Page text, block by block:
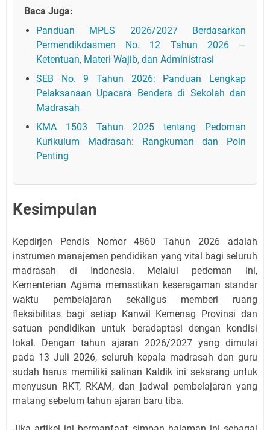
Baca Juga:
Panduan MPLS 2026/2027 Berdasarkan
Permendikdasmen No. 12 Tahun 2026 —
Ketentuan, Materi Wajib, dan Administrasi
SEB No. 9 Tahun 2026: Panduan Lengkap
Pelaksanaan Upacara Bendera di Sekolah dan
Madrasah
KMA 1503 Tahun 2025 tentang Pedoman
Kurikulum Madrasah: Rangkuman dan Poin
Penting
Kesimpulan
Kepdirjen Pendis Nomor 4860 Tahun 2026 adalah
instrumen manajemen pendidikan yang vital bagi seluruh
madrasah di Indonesia. Melalui pedoman ini,
Kementerian Agama memastikan keseragaman standar
waktu pembelajaran sekaligus memberi ruang
fleksibilitas bagi setiap Kanwil Kemenag Provinsi dan
satuan pendidikan untuk beradaptasi dengan kondisi
lokal. Dengan tahun ajaran 2026/2027 yang dimulai
pada 13 Juli 2026, seluruh kepala madrasah dan guru
sudah harus memiliki salinan Kaldik ini sekarang untuk
menyusun RKT, RKAM, dan jadwal pembelajaran yang
matang sebelum tahun ajaran baru tiba.